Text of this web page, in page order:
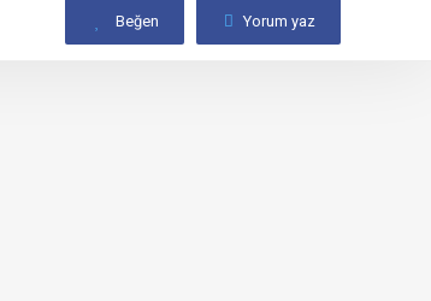
Beğen Yorum yaz